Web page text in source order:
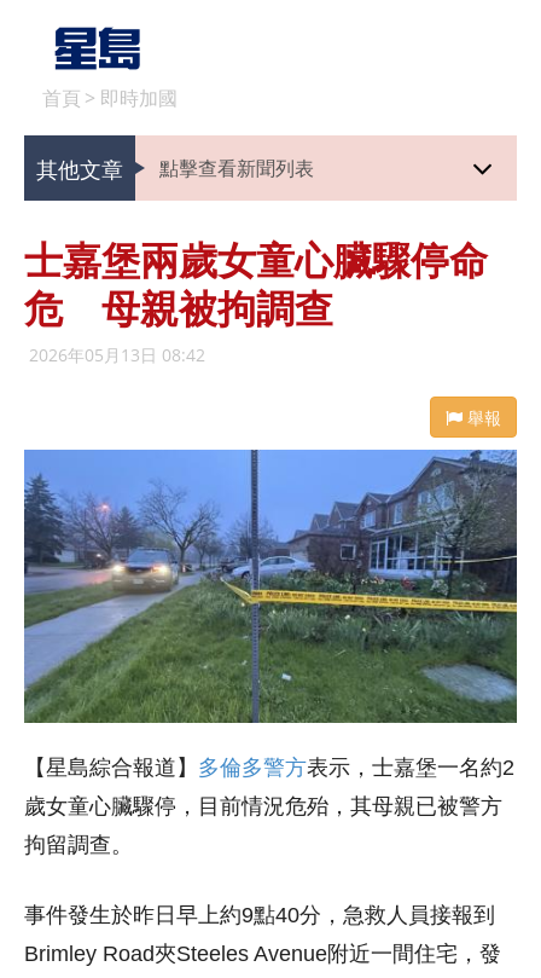
首頁 > 即時加國
其他文章 點擊查看新聞列表
士嘉堡兩歲女童心臟驟停命
危 母親被拘調查
2026年05月13日 08:42
舉報
【星島綜合報道】 多倫多警方表示，士嘉堡一名約2
歲女童心臟驟停，目前情況危殆，其母親已被警方
拘留調查。
事件發生於昨日早上約9點40分，急救人員接報到
Brimley Road夾Steeles Avenue附近一間住宅，發